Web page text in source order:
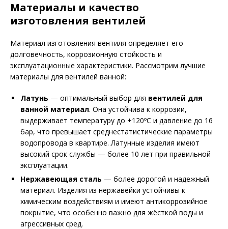
Материалы и качество
изготовления вентилей
Материал изготовления вентиля определяет его
долговечность, коррозионную стойкость и
эксплуатационные характеристики. Рассмотрим лучшие
материалы для вентилей ванной:
Латунь — оптимальный выбор для вентилей для
ванной материал. Она устойчива к коррозии,
выдерживает температуру до +120ºС и давление до 16
бар, что превышает среднестатистические параметры
водопровода в квартире. Латунные изделия имеют
высокий срок службы — более 10 лет при правильной
эксплуатации.
Нержавеющая сталь — более дорогой и надежный
материал. Изделия из нержавейки устойчивы к
химическим воздействиям и имеют антикоррозийное
покрытие, что особенно важно для жёсткой воды и
агрессивных сред.